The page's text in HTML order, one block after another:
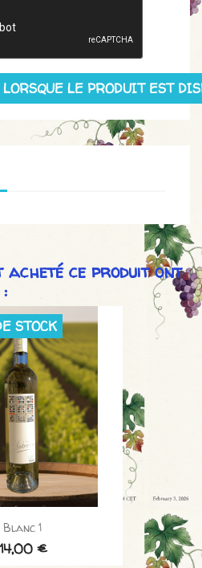
LE PRODUIT EST
acheté ce produit ont
Blanc 1
14,00 €
STOCK